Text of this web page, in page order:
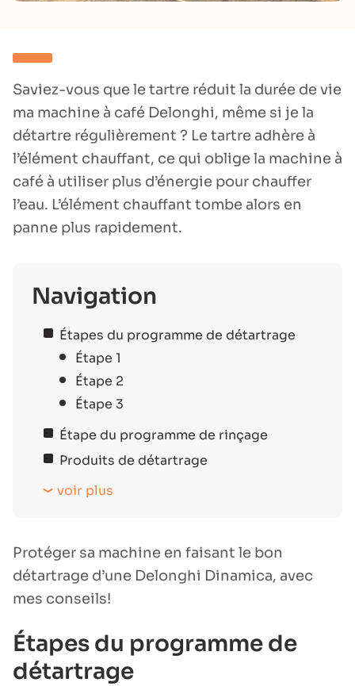
Saviez-vous que le tartre réduit la durée de vie
ma machine à café Delonghi, même si je la
détartre régulièrement ? Le tartre adhère à
l’élément chauffant, ce qui oblige la machine à
café à utiliser plus d’énergie pour chauffer
l’eau. L’élément chauffant tombe alors en
panne plus rapidement.
Navigation
Étapes du programme de détartrage
Étape 1
Étape 2
Étape 3
Étape du programme de rinçage
Produits de détartrage
voir plus
Protéger sa machine en faisant le bon
détartrage d’une Delonghi Dinamica, avec
mes conseils!
Étapes du programme de
détartrage